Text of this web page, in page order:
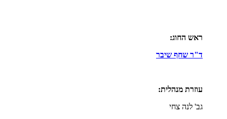
ראש החוג:
ד"ר שחף שיבר
עוזרת מנהלית:
גב' לנה צחי